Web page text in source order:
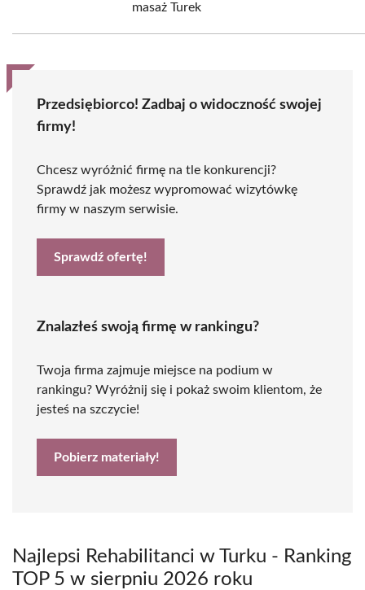
masaż Turek
Przedsiębiorco! Zadbaj o widoczność swojej
firmy!
Chcesz wyróżnić firmę na tle konkurencji?
Sprawdź jak możesz wypromować wizytówkę
firmy w naszym serwisie.
Sprawdź ofertę!
Znalazłeś swoją firmę w rankingu?
Twoja firma zajmuje miejsce na podium w
rankingu? Wyróżnij się i pokaż swoim klientom, że
jesteś na szczycie!
Pobierz materiały!
Najlepsi Rehabilitanci w Turku - Ranking
TOP 5 w sierpniu 2026 roku